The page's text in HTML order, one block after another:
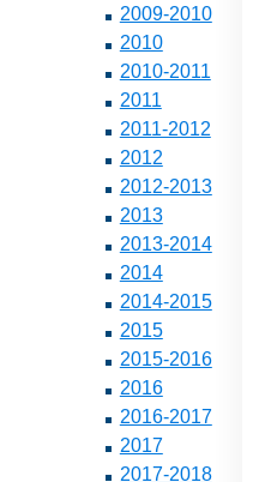
2009-2010
2010
2010-2011
2011
2011-2012
2012
2012-2013
2013
2013-2014
2014
2014-2015
2015
2015-2016
2016
2016-2017
2017
2017-2018